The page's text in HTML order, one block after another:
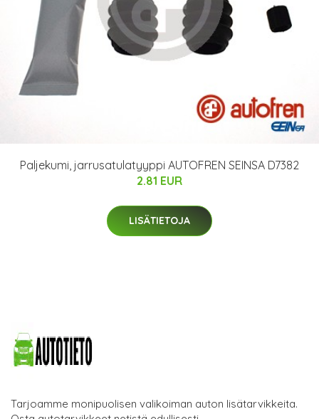
Paljekumi, jarrusatulatyyppi AUTOFREN SEINSA D7382
2.81 EUR
LISÄTIETOJA
Tarjoamme monipuolisen valikoiman auton lisätarvikkeita.